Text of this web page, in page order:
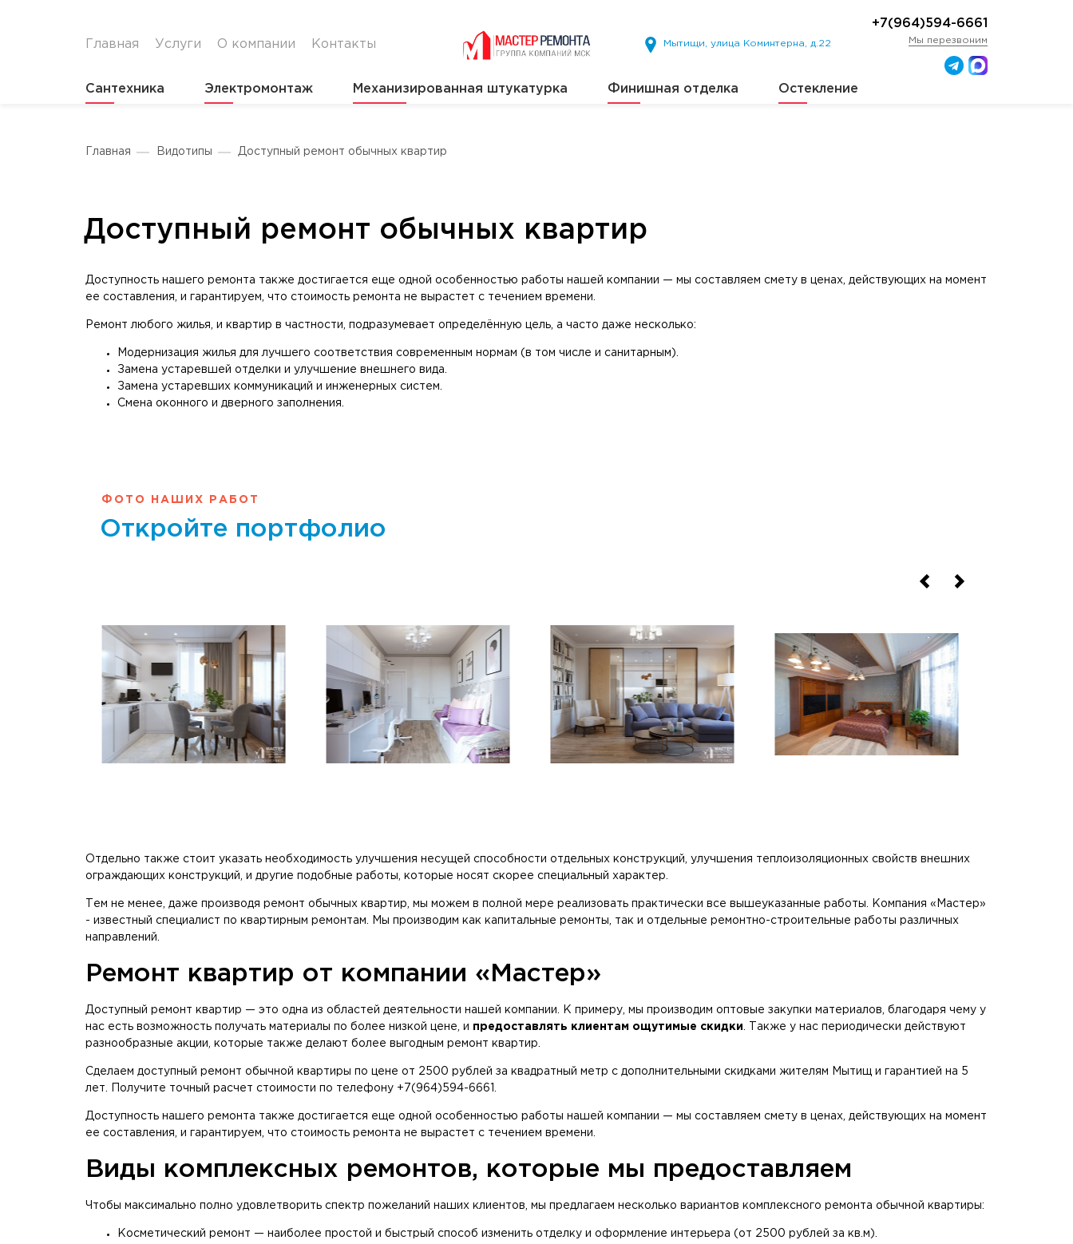
Главная Услуги О компании Контакты Мытищи, улица Коминтерна, д.22
+7(964)594-6661
Мы перезвоним
Сантехника Электромонтаж Механизированная штукатурка Финишная отделка Остекление
Главная Видотипы Доступный ремонт обычных квартир
Доступный ремонт обычных квартир
Доступность нашего ремонта также достигается еще одной особенностью работы нашей компании — мы составляем смету в ценах, действующих на момент
ее составления, и гарантируем, что стоимость ремонта не вырастет с течением времени.
Ремонт любого жилья, и квартир в частности, подразумевает определённую цель, а часто даже несколько:
Модернизация жилья для лучшего соответствия современным нормам (в том числе и санитарным).
Замена устаревшей отделки и улучшение внешнего вида.
Замена устаревших коммуникаций и инженерных систем.
Смена оконного и дверного заполнения.
ФОТО НАШИХ РАБОТ
Откройте портфолио
Отдельно также стоит указать необходимость улучшения несущей способности отдельных конструкций, улучшения теплоизоляционных свойств внешних
ограждающих конструкций, и другие подобные работы, которые носят скорее специальный характер.
Тем не менее, даже производя ремонт обычных квартир, мы можем в полной мере реализовать практически все вышеуказанные работы. Компания «Мастер»
- известный специалист по квартирным ремонтам. Мы производим как капитальные ремонты, так и отдельные ремонтно-строительные работы различных
направлений.
Ремонт квартир от компании «Мастер»
Доступный ремонт квартир — это одна из областей деятельности нашей компании. К примеру, мы производим оптовые закупки материалов, благодаря чему у
нас есть возможность получать материалы по более низкой цене, и предоставлять клиентам ощутимые скидки . Также у нас периодически действуют
разнообразные акции, которые также делают более выгодным ремонт квартир.
Сделаем доступный ремонт обычной квартиры по цене от 2500 рублей за квадратный метр с дополнительными скидками жителям Мытищ и гарантией на 5
лет. Получите точный расчет стоимости по телефону +7(964)594-6661.
Доступность нашего ремонта также достигается еще одной особенностью работы нашей компании — мы составляем смету в ценах, действующих на момент
ее составления, и гарантируем, что стоимость ремонта не вырастет с течением времени.
Виды комплексных ремонтов, которые мы предоставляем
Чтобы максимально полно удовлетворить спектр пожеланий наших клиентов, мы предлагаем несколько вариантов комплексного ремонта обычной квартиры:
Косметический ремонт — наиболее простой и быстрый способ изменить отделку и оформление интерьера (от 2500 рублей за кв.м).